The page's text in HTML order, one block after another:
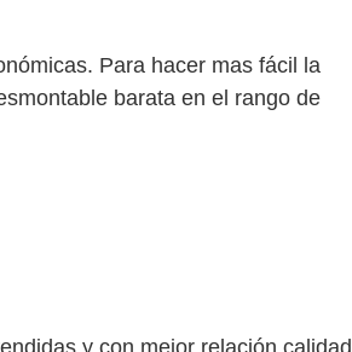
Para hacer mas fácil la
barata en el rango de
y con mejor relación calidad